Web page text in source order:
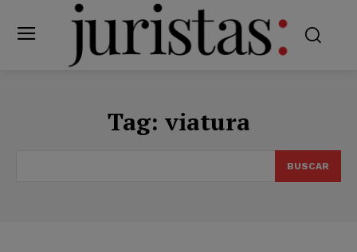
Tag: viatura
BUSCAR